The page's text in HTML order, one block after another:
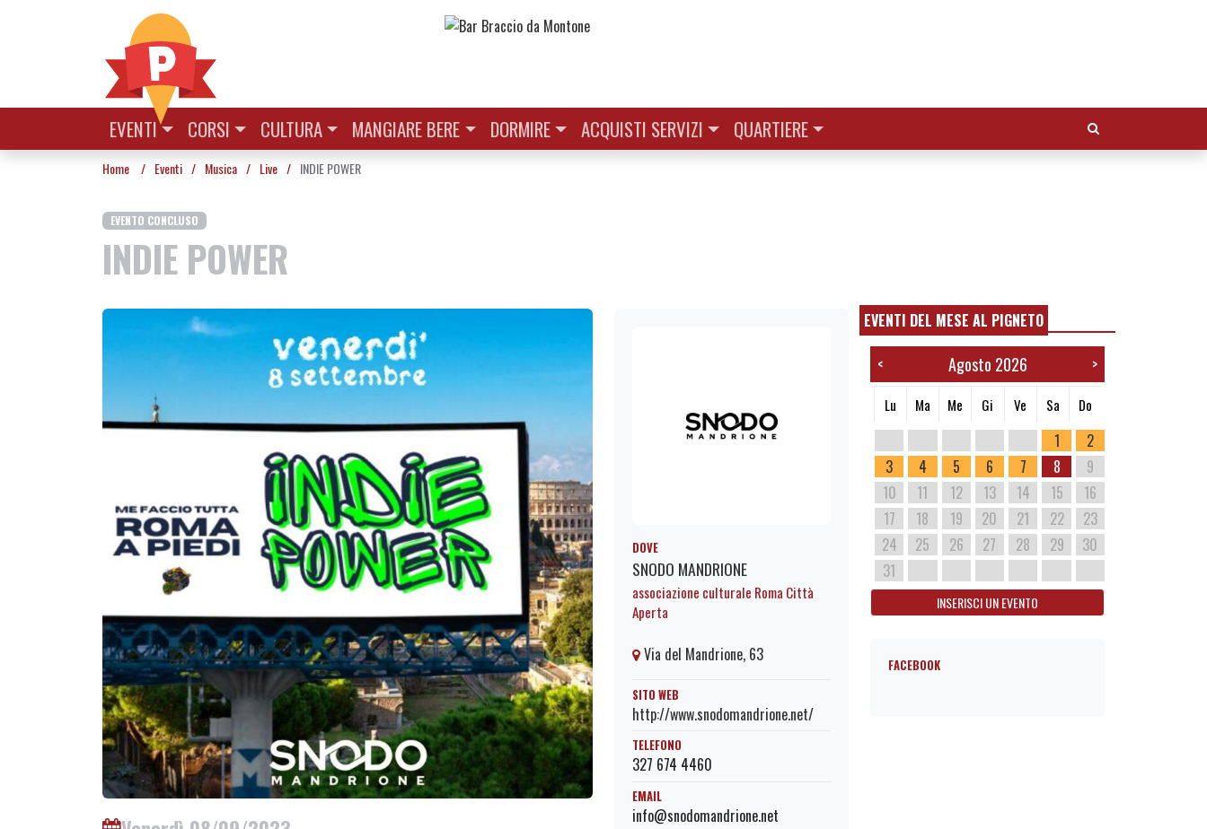
EVENTI CORSI CULTURA MANGIARE BERE DORMIRE ACQUISTI SERVIZI QUARTIERE Cerca:
Home / Eventi / Musica / Live / INDIE POWER
EVENTO CONCLUSO
INDIE POWER
DOVE
SNODO MANDRIONE
associazione culturale Roma Città
Aperta
Via del Mandrione, 63
SITO WEB
http://www.snodomandrione.net/
TELEFONO
327 674 4460
EMAIL
info@snodomandrione.net
EVENTI DEL MESE AL PIGNETO
< Agosto 2026 >
Lu Ma Me Gi Ve Sa Do
1
2
3
4 5 6 7 8
9
10
11 12 13 14 15
16
17
18 19 20 21 22
23
24
25 26 27 28 29
30
31
INSERISCI UN EVENTO
FACEBOOK